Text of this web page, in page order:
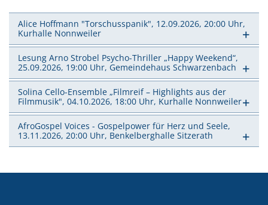
Alice Hoffmann "Torschusspanik", 12.09.2026, 20:00 Uhr,
Kurhalle Nonnweiler
Lesung Arno Strobel Psycho-Thriller „Happy Weekend“,
25.09.2026, 19:00 Uhr, Gemeindehaus Schwarzenbach
Solina Cello-Ensemble „Filmreif – Highlights aus der
Filmmusik", 04.10.2026, 18:00 Uhr, Kurhalle Nonnweiler
AfroGospel Voices - Gospelpower für Herz und Seele,
13.11.2026, 20:00 Uhr, Benkelberghalle Sitzerath